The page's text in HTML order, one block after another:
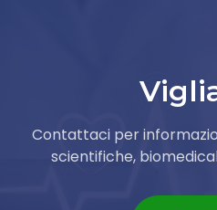
Contattaci per
scientifiche,